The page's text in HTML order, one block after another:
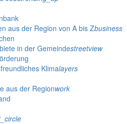
aus der Region von A bis Zbusiness
in der Gemeindestreetview
Klimalayers
aus der Regionwork